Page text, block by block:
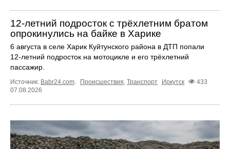
12‑летний подросток с трёхлетним братом
опрокинулись на байке в Харике
6 августа в селе Харик Куйтунского района в ДТП попали
12‑летний подросток на мотоцикле и его трёхлетний
пассажир.
Источник: Babr24.com. Происшествия, Транспорт Иркутск
433
07.08.2026